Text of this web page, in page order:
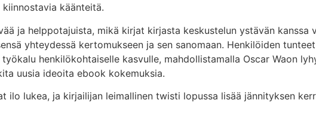
käänteitä.
ja helppotajuista, mikä kirjat kirjasta keskustelun ystävän kanssa
yhteydessä kertomukseen ja sen sanomaan. Henkilöiden
henkilökohtaiselle kasvulle, mahdollistamalla Oscar Waon
uusia ideoita ebook kokemuksia.
ilo lukea, ja kirjailijan leimallinen twisti lopussa lisää jännityksen